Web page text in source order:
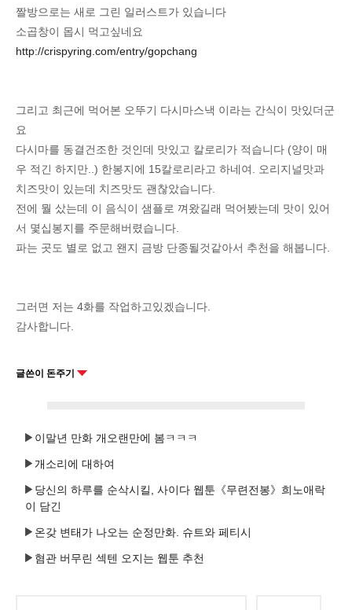
짤방으로는 새로 그린 일러스트가 있습니다
소곱창이 몹시 먹고싶네요
http://crispyring.com/entry/gopchang
그리고 최근에 먹어본 오뚜기 다시마스낵 이라는 간식이 맛있더군
요
다시마를 동결건조한 것인데 맛있고 칼로리가 적습니다 (양이 매
우 적긴 하지만..) 한봉지에 15칼로리라고 하네여. 오리지널맛과
치즈맛이 있는데 치즈맛도 괜찮았습니다.
전에 뭘 샀는데 이 음식이 샘플로 껴왔길래 먹어봤는데 맛이 있어
서 몇십봉지를 주문해버렸습니다.
파는 곳도 별로 없고 왠지 금방 단종될것같아서 추천을 해봅니다.
그러면 저는 4화를 작업하고있겠습니다.
감사합니다.
글쓴이 돈주기
이말년 만화 개오랜만에 봄ㅋㅋㅋ
개소리에 대하여
당신의 하루를 순삭시킬, 사이다 웹툰《무련전봉》희노애락
이 담긴
온갖 변태가 나오는 순정만화. 슈트와 페티시
혐관 버무린 섹텐 오지는 웹툰 추천